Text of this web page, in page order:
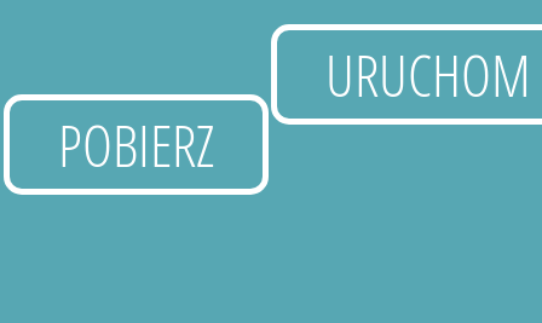
POBIERZ
URUCHOM